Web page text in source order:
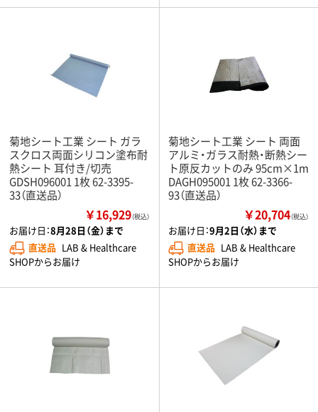
菊地シート工業 シート ガラ
スクロス両面シリコン塗布耐
熱シート 耳付き/切売
GDSH096001 1枚 62-3395-
33（直送品）
￥16,929（税込）
お届け日：8月28日（金）まで
直送品 LAB & Healthcare
SHOPからお届け
菊地シート工業 シート 両面
アルミ・ガラス耐熱・断熱シー
ト原反カットのみ 95cm×1m
DAGH095001 1枚 62-3366-
93（直送品）
￥20,704（税込）
お届け日：9月2日（水）まで
直送品 LAB & Healthcare
SHOPからお届け